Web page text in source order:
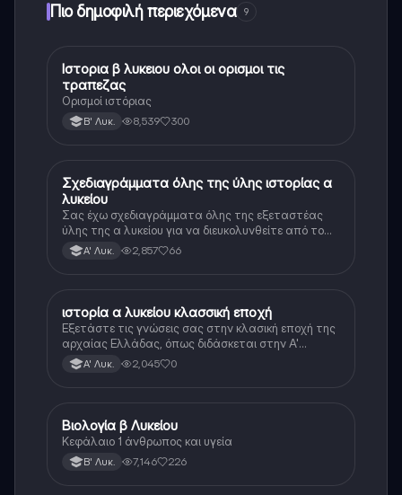
Πιο δημοφιλή περιεχόμενα 9
Ιστορία
Ιστορια β λυκειου ολοι οι ορισμοι τις
τραπεζας
Ορισμοί ιστόριας
Β' Λυκ. 8,539 300
Ιστορία
Σχεδιαγράμματα όλης της ύλης ιστορίας α
λυκείου
Σας έχω σχεδιαγράμματα όλης της εξεταστέας
ύλης της α λυκείου για να διευκολυνθείτε από το
τεράστιο βάρος του βιβλίου
Α' Λυκ. 2,857 66
Ιστορία
ιστορία α λυκείου κλασσική εποχή
Εξετάστε τις γνώσεις σας στην κλασική εποχή της
αρχαίας Ελλάδας, όπως διδάσκεται στην Α'
Λυκείου.Α' Λυκ. 2,045 0
Βιολογία
Βιολογία β Λυκείου
Κεφάλαιο 1 άνθρωπος και υγεία
Β' Λυκ. 7,146 226